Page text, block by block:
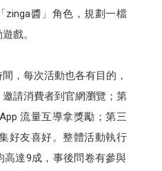
zinga醬」角色，規劃一檔
戲。
，每次活動也各有目的，
請消費者到官網瀏覽；第
流量互導拿獎勵；第三
好友喜好。整體活動執行
達9成，事後問卷有參與